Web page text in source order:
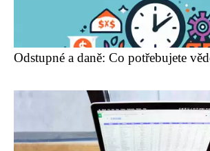
Odstupné a daně: Co potřebujete